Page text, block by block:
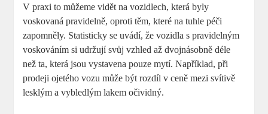
V praxi to můžeme vidět na vozidlech, která byly
voskovaná pravidelně, oproti těm, které na tuhle péči
zapomněly. Statisticky se uvádí, že vozidla s pravidelným
voskováním si udržují svůj vzhled až dvojnásobně déle
než ta, která jsou vystavena pouze mytí. Například, při
prodeji ojetého vozu může být rozdíl v ceně mezi svítivě
lesklým a vybledlým lakem očividný.